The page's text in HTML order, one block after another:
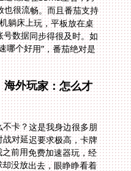
外玩家：怎么才
卡？这是我身边很多朋
对延迟要求极高，卡牌
前用免费加速器玩，经
没放出去，眼睁睁看着